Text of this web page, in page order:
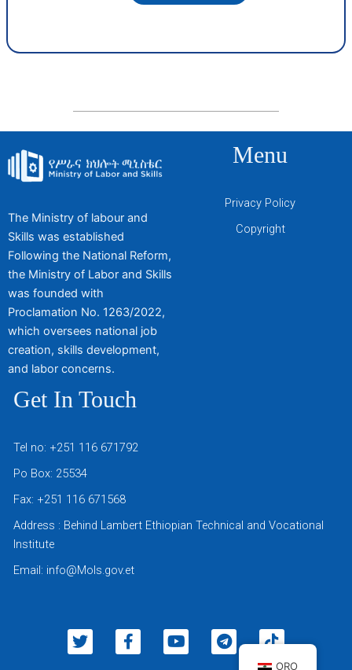
The Ministry of labour and
Skills was established
Following the National Reform,
the Ministry of Labor and Skills
was founded with
Proclamation No. 1263/2022,
which oversees national job
creation, skills development,
and labor concerns.
Menu
Privacy Policy
Copyright
Get In Touch
Tel no: +251 116 671792
Po Box: 25534
Fax: +251 116 671568
Address : Behind Lambert Ethiopian Technical and Vocational
Institute
Email: info@Mols.gov.et
T
w
F
a
Y
o
T
e
T
ORO